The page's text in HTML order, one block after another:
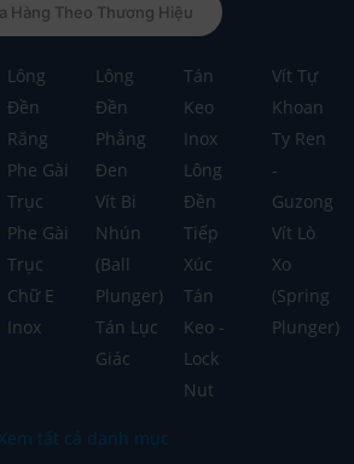
Hàng Theo Thương Hiệu
Lông
Đền
Răng
Phe Gài
Trục
Phe Gài
Trục
Chữ E
Inox
Lông
Đền
Phẳng
Đen
Vít Bi
Nhún
(Ball
Plunger)
Tán Lục
Giác
Tán
Keo
Inox
Lông
Đền
Tiếp
Xúc
Tán
Keo -
Lock
Nut
Vít Tự
Khoan
Ty Ren
-
Guzong
Vít Lò
Xo
(Spring
Plunger)
Xem tất cả danh mục